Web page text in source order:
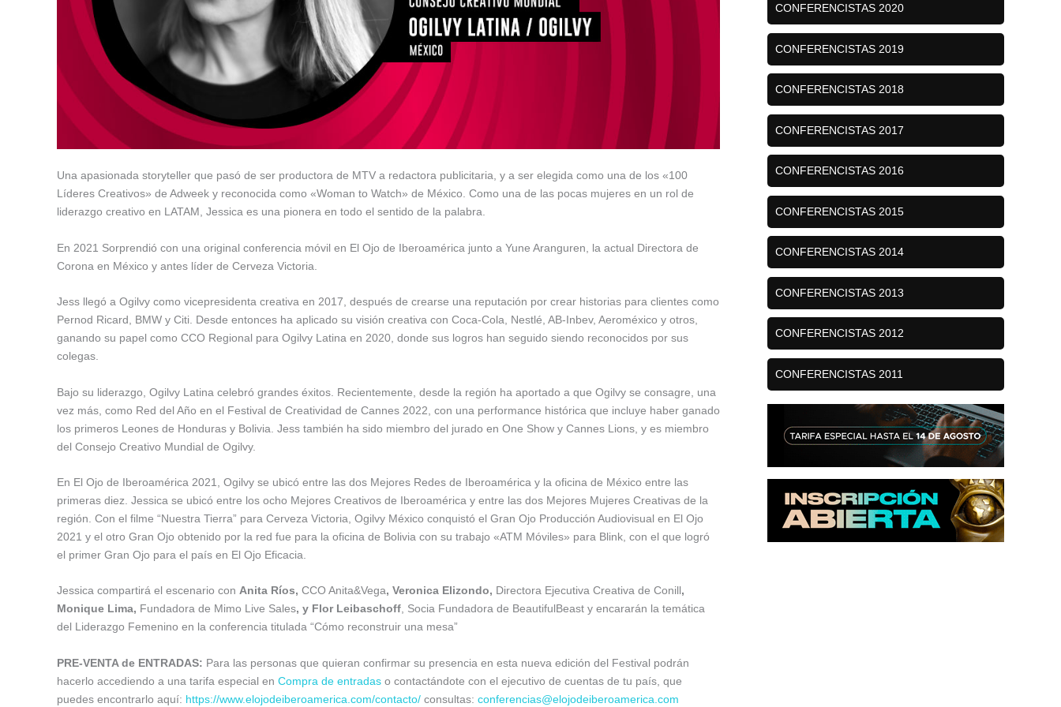
Una apasionada storyteller que pasó de ser productora de MTV a redactora publicitaria, y a ser elegida como una de los «100
Líderes Creativos» de Adweek y reconocida como «Woman to Watch» de México. Como una de las pocas mujeres en un rol de
liderazgo creativo en LATAM, Jessica es una pionera en todo el sentido de la palabra.
En 2021 Sorprendió con una original conferencia móvil en El Ojo de Iberoamérica junto a Yune Aranguren, la actual Directora de
Corona en México y antes líder de Cerveza Victoria.
Jess llegó a Ogilvy como vicepresidenta creativa en 2017, después de crearse una reputación por crear historias para clientes como
Pernod Ricard, BMW y Citi. Desde entonces ha aplicado su visión creativa con Coca-Cola, Nestlé, AB-Inbev, Aeroméxico y otros,
ganando su papel como CCO Regional para Ogilvy Latina en 2020, donde sus logros han seguido siendo reconocidos por sus
colegas.
Bajo su liderazgo, Ogilvy Latina celebró grandes éxitos. Recientemente, desde la región ha aportado a que Ogilvy se consagre, una
vez más, como Red del Año en el Festival de Creatividad de Cannes 2022, con una performance histórica que incluye haber ganado
los primeros Leones de Honduras y Bolivia. Jess también ha sido miembro del jurado en One Show y Cannes Lions, y es miembro
del Consejo Creativo Mundial de Ogilvy.
En El Ojo de Iberoamérica 2021, Ogilvy se ubicó entre las dos Mejores Redes de Iberoamérica y la oficina de México entre las
primeras diez. Jessica se ubicó entre los ocho Mejores Creativos de Iberoamérica y entre las dos Mejores Mujeres Creativas de la
región. Con el filme “Nuestra Tierra” para Cerveza Victoria, Ogilvy México conquistó el Gran Ojo Producción Audiovisual en El Ojo
2021 y el otro Gran Ojo obtenido por la red fue para la oficina de Bolivia con su trabajo «ATM Móviles» para Blink, con el que logró
el primer Gran Ojo para el país en El Ojo Eficacia.
Jessica compartirá el escenario con Anita Ríos, CCO Anita&Vega, Veronica Elizondo, Directora Ejecutiva Creativa de Conill,
Monique Lima, Fundadora de Mimo Live Sales, y Flor Leibaschoff, Socia Fundadora de BeautifulBeast y encararán la temática
del Liderazgo Femenino en la conferencia titulada “Cómo reconstruir una mesa”
PRE-VENTA de ENTRADAS: Para las personas que quieran confirmar su presencia en esta nueva edición del Festival podrán
hacerlo accediendo a una tarifa especial en Compra de entradas o contactándote con el ejecutivo de cuentas de tu país, que
puedes encontrarlo aquí: https://www.elojodeiberoamerica.com/contacto/ consultas: conferencias@elojodeiberoamerica.com
CONFERENCISTAS 2020
CONFERENCISTAS 2019
CONFERENCISTAS 2018
CONFERENCISTAS 2017
CONFERENCISTAS 2016
CONFERENCISTAS 2015
CONFERENCISTAS 2014
CONFERENCISTAS 2013
CONFERENCISTAS 2012
CONFERENCISTAS 2011